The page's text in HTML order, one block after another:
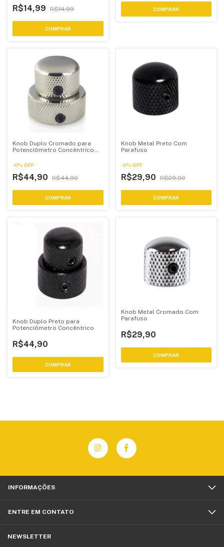
R$14,99 R$14,99
Knob Duplo Cromado para
Potenciômetro Concêntrico
-0% OFF
R$44,90 R$44,90
Knob Metal Preto Com
Parafuso
-0% OFF
R$29,90 R$29,90
Knob Duplo Preto para
Potenciômetro Concêntrico
R$44,90
Knob Metal Cromado Com
Parafuso
R$29,90
INFORMAÇÕES
ENTRE EM CONTATO
NEWSLETTER